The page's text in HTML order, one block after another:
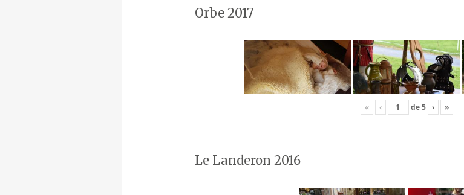
Orbe 2017
« ‹ de5 › »
Le Landeron 2016